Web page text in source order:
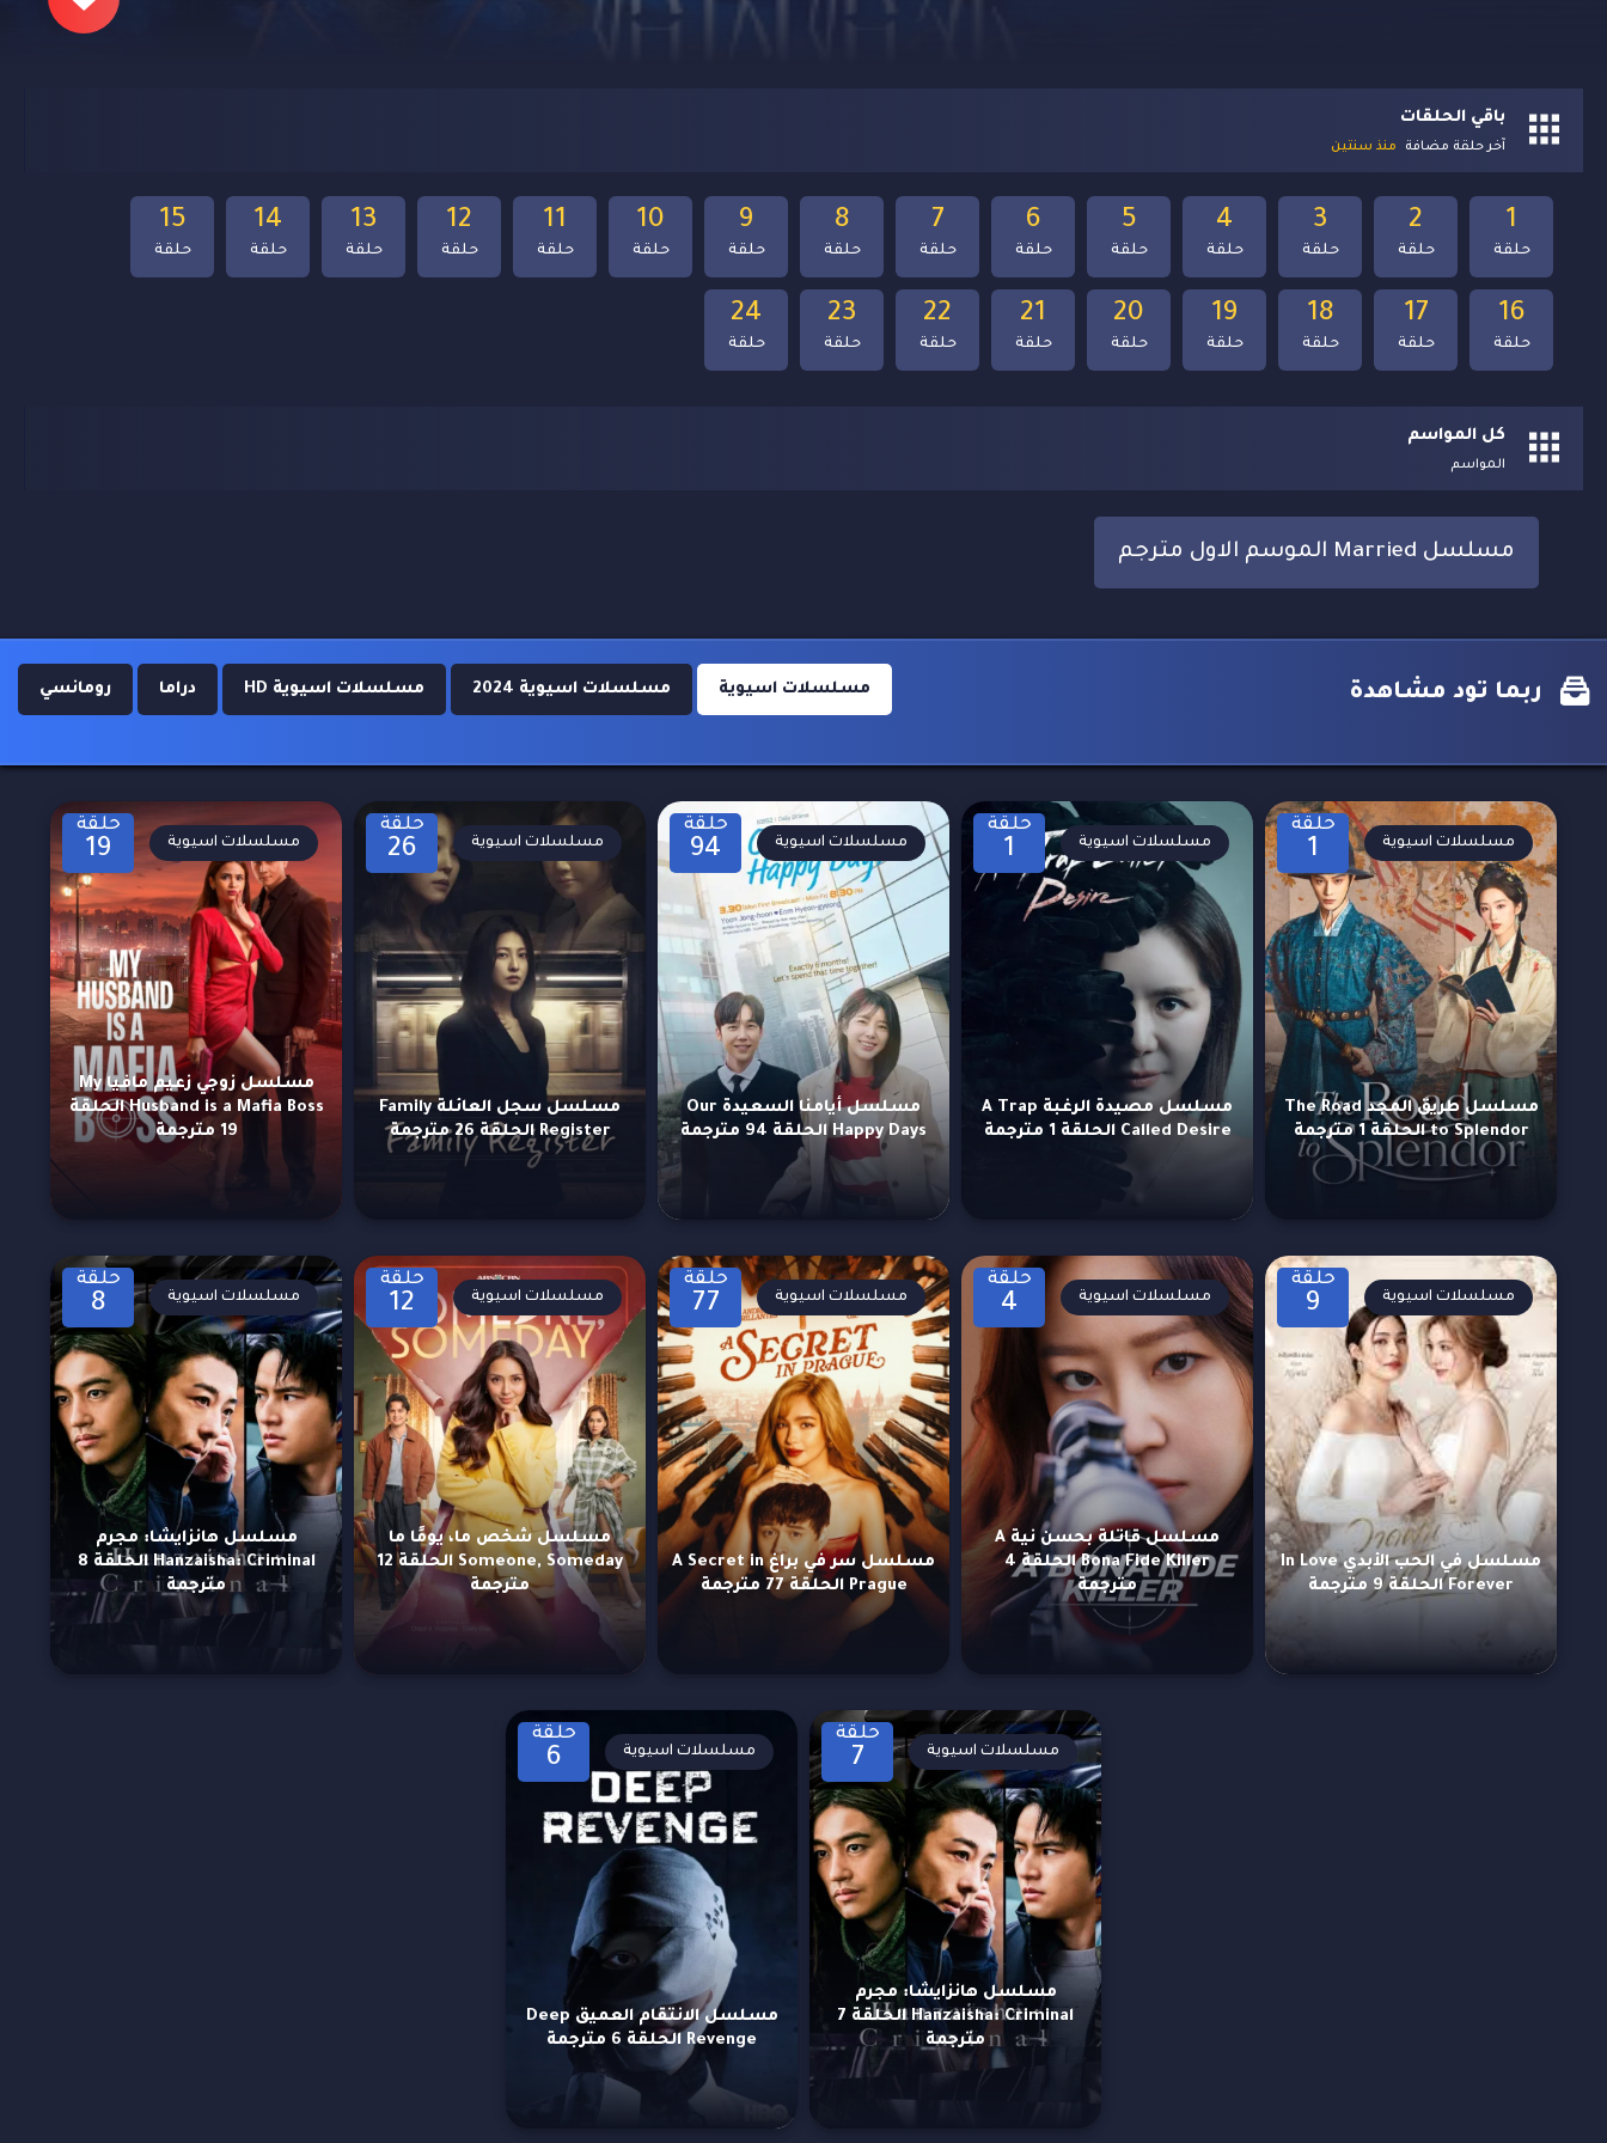
باقي الحلقات
آخر حلقة مضافة منذ سنتين
24
حلقة
23
حلقة
22
حلقة
21
حلقة
20
حلقة
19
حلقة
18
حلقة
17
حلقة
16
حلقة
15
حلقة
14
حلقة
13
حلقة
12
حلقة
11
حلقة
10
حلقة
9
حلقة
8
حلقة
7
حلقة
6
حلقة
5
حلقة
4
حلقة
3
حلقة
2
حلقة
1
حلقة
كل المواسم
المواسم
مسلسل Married الموسم الاول مترجم
ربما تود مشاهدة مسلسلات اسيوية مسلسلات اسيوية 2024 مسلسلات اسيوية HD دراما رومانسي
حلقة
1
مسلسل طريق المجد The Road
to Splendor الحلقة 1 مترجمة
مسلسلات اسيوية
حلقة
1
مسلسل مصيدة الرغبة A Trap
Called Desire الحلقة 1 مترجمة
مسلسلات اسيوية
حلقة
94
مسلسل أيامنا السعيدة Our
Happy Days الحلقة 94 مترجمة
مسلسلات اسيوية
حلقة
26
مسلسل سجل العائلة Family
Register الحلقة 26 مترجمة
مسلسلات اسيوية
حلقة
19
مسلسل زوجي زعيم مافيا My
Husband is a Mafia Boss الحلقة
19 مترجمة
مسلسلات اسيوية
حلقة
9
مسلسل في الحب الأبدي In Love
Forever الحلقة 9 مترجمة
مسلسلات اسيوية
حلقة
4
مسلسل قاتلة بحسن نية A
Bona Fide Killer الحلقة 4
مترجمة
مسلسلات اسيوية
حلقة
77
مسلسل سر في براغ A Secret in
Prague الحلقة 77 مترجمة
مسلسلات اسيوية
حلقة
12
مسلسل شخص ما، يومًا ما
Someone, Someday الحلقة 12
مترجمة
مسلسلات اسيوية
حلقة
8
مسلسل هانزايشا: مجرم
Hanzaisha: Criminal الحلقة 8
مترجمة
مسلسلات اسيوية
حلقة
7
مسلسل هانزايشا: مجرم
Hanzaisha: Criminal الحلقة 7
مترجمة
مسلسلات اسيوية
حلقة
6
مسلسل الانتقام العميق Deep
Revenge الحلقة 6 مترجمة
مسلسلات اسيوية